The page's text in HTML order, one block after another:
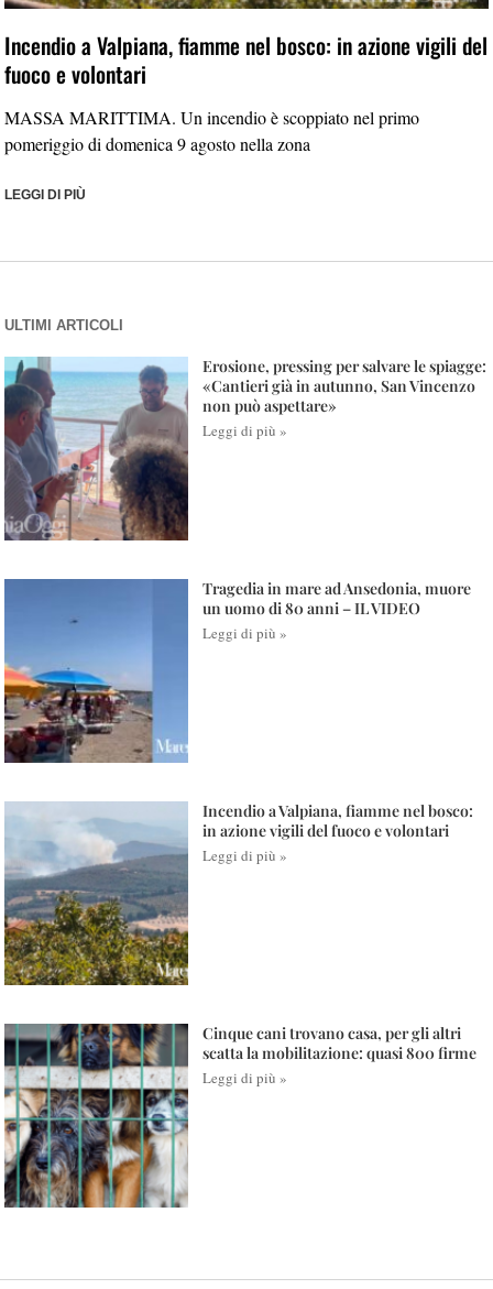
Incendio a Valpiana, fiamme nel bosco: in azione vigili del
fuoco e volontari
MASSA MARITTIMA. Un incendio è scoppiato nel primo
pomeriggio di domenica 9 agosto nella zona
LEGGI DI PIÙ
ULTIMI ARTICOLI
Erosione, pressing per salvare le spiagge:
«Cantieri già in autunno, San Vincenzo
non può aspettare»
Leggi di più »
Tragedia in mare ad Ansedonia, muore
un uomo di 80 anni – IL VIDEO
Leggi di più »
Incendio a Valpiana, fiamme nel bosco:
in azione vigili del fuoco e volontari
Leggi di più »
Cinque cani trovano casa, per gli altri
scatta la mobilitazione: quasi 800 firme
Leggi di più »